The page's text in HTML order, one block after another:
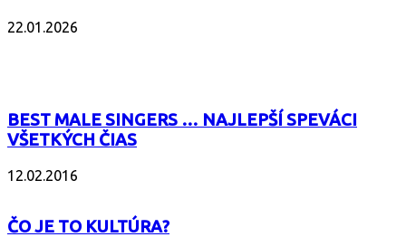
22.01.2026
BEST MALE SINGERS … NAJLEPŠÍ SPEVÁCI
VŠETKÝCH ČIAS
12.02.2016
ČO JE TO KULTÚRA?